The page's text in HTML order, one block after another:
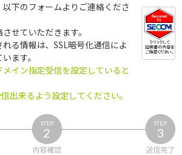
下のフォームよりご連絡くださ
せていただきます。
る情報は、SSL暗号化通信によ
ます。
イン指定受信を設定していると
出来るよう設定してください。
STEP
2
内容確認
STEP
3
送信完了